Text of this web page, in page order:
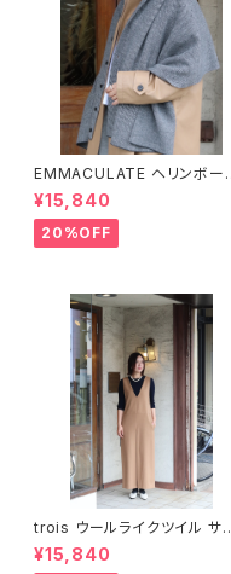
EMMACULATE ヘリンボーン
柄ボタン付きストール
¥15,840
20%OFF
trois ウールライクツイル サロ
ペット（T236-87040）
¥15,840